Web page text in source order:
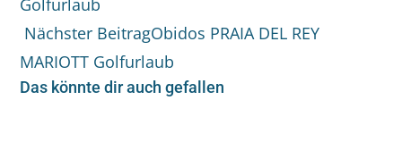
Nächster BeitragObidos PRAIA DEL REY
MARIOTT Golfurlaub
Das könnte dir auch gefallen